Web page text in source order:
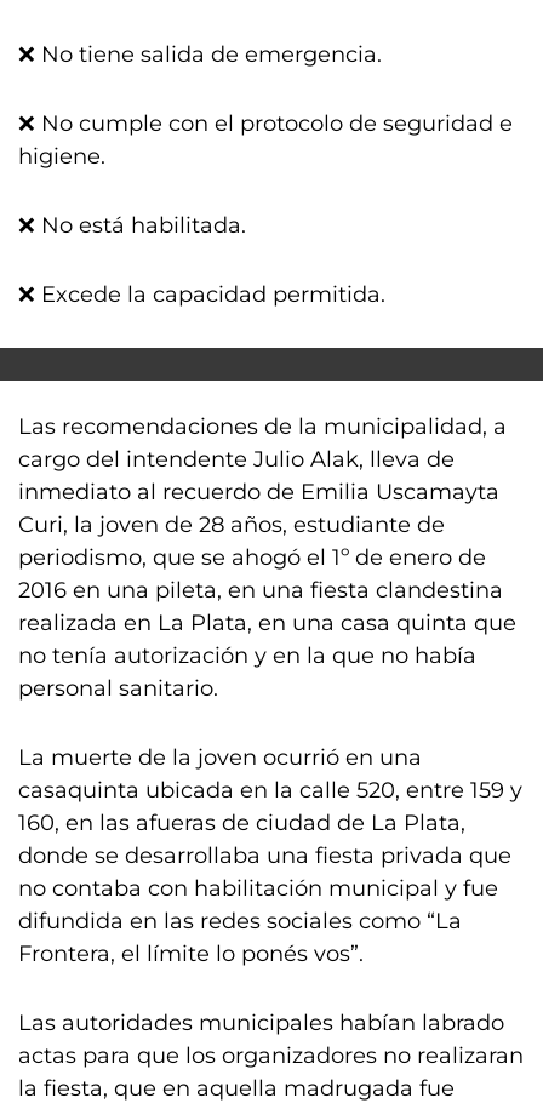
❌ No tiene salida de emergencia.
❌ No cumple con el protocolo de seguridad e
higiene.
❌ No está habilitada.
❌ Excede la capacidad permitida.
Las recomendaciones de la municipalidad, a
cargo del intendente Julio Alak, lleva de
inmediato al recuerdo de Emilia Uscamayta
Curi, la joven de 28 años, estudiante de
periodismo, que se ahogó el 1º de enero de
2016 en una pileta, en una fiesta clandestina
realizada en La Plata, en una casa quinta que
no tenía autorización y en la que no había
personal sanitario.
La muerte de la joven ocurrió en una
casaquinta ubicada en la calle 520, entre 159 y
160, en las afueras de ciudad de La Plata,
donde se desarrollaba una fiesta privada que
no contaba con habilitación municipal y fue
difundida en las redes sociales como “La
Frontera, el límite lo ponés vos”.
Las autoridades municipales habían labrado
actas para que los organizadores no realizaran
la fiesta, que en aquella madrugada fue